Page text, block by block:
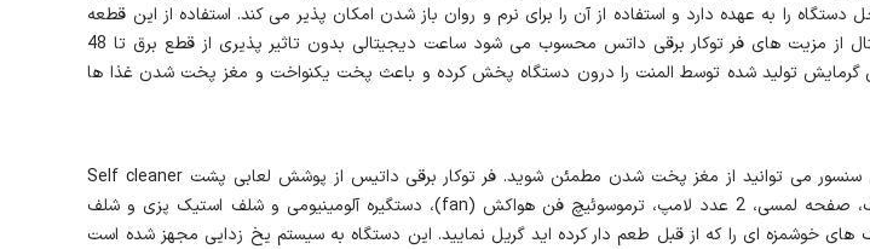
را به عهده دارد و استفاده از آن را برای نرم و روان باز شدن امکان پذیر می کند. استفاده از این قطعه
احتمال سوختگی دست در زمان گذاشتن و بر داشتن ظروف را به حداقل می رساند. ساعت دیجیتال از مزیت های فر توکار برقی داتس محسوب می شود ساعت دیجیتالی بدون تاثیر پذیری از قطع برق تا 48
گرمایش تولید شده توسط المنت را درون دستگاه پخش کرده و باعث پخت یکنواخت و مغز پخت شدن غذا ها
سنسور پخت گوشت Meat prob از سنسور های کاربردی در فر توکار داتیس است با استفاده از این سنسور می توانید از مغز پخت شدن مطمئن شوید. فر توکار برقی داتیس از پوشش لعابی پشت Self cleaner
پوشانده شده و دارای شیشه سکوریت مقاوم به حرارت است. ترموسوئیچ ایمنی خودکار، قفل کودک، صفحه لمسی، 2 عدد لامپ، ترموسوئیچ فن هواکش (fan)، دستگیره آلومینیومی و شلف استیک پزی و شلف
های خوشمزه ای را که از قبل طعم دار کرده اید گریل نمایید. این دستگاه به سیستم یخ زدایی مجهز شده است